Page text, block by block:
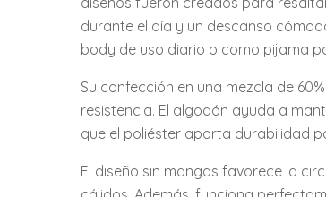
durante el día y un descanso
body de uso diario o como pijama
Su confección en una mezcla de
resistencia. El algodón ayuda a
que el poliéster aporta durabilidad
El diseño sin mangas favorece la